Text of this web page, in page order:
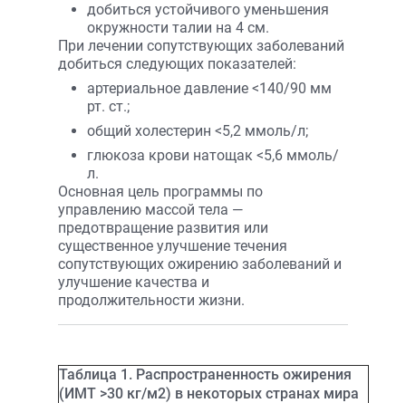
добиться устойчивого уменьшения
окружности талии на 4 см.
При лечении сопутствующих заболеваний
добиться следующих показателей:
артериальное давление <140/90 мм
рт. ст.;
общий холестерин <5,2 ммоль/л;
глюкоза крови натощак <5,6 ммоль/
л.
Основная цель программы по
управлению массой тела —
предотвращение развития или
существенное улучшение течения
сопутствующих ожирению заболеваний и
улучшение качества и
продолжительности жизни.
Таблица 1. Распространенность ожирения
(ИМТ >30 кг/м2) в некоторых странах мира